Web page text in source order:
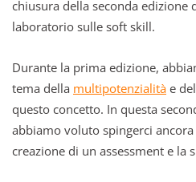
chiusura della seconda edizione
laboratorio sulle soft skill.
Durante la prima edizione,
tema della multipotenzialità e
questo concetto. In questa
abbiamo voluto spingerci
creazione di un assessment e la